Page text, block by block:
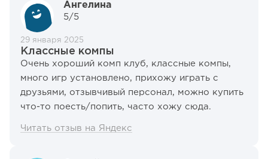
Ангелина
5/5
29 января 2025
Классные компы
Очень хороший комп клуб, классные компы,
много игр установлено, прихожу играть с
друзьями, отзывчивый персонал, можно купить
что-то поесть/попить, часто хожу сюда.
Читать отзыв на Яндекс